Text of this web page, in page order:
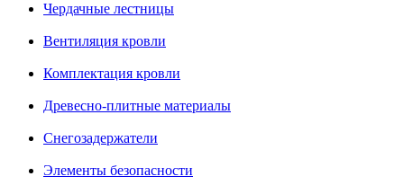
Чердачные лестницы
Вентиляция кровли
Комплектация кровли
Древесно-плитные материалы
Снегозадержатели
Элементы безопасности